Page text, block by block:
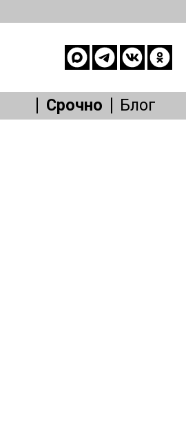
Срочно Блог